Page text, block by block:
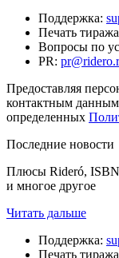
Поддержка:
Печать тиража
Вопросы по
PR:
Предоставляя
контактным
определенных
Последние новости
Плюсы Rideró, ISBN
и многое другое
Читать дальше
Поддержка:
Печать тиража